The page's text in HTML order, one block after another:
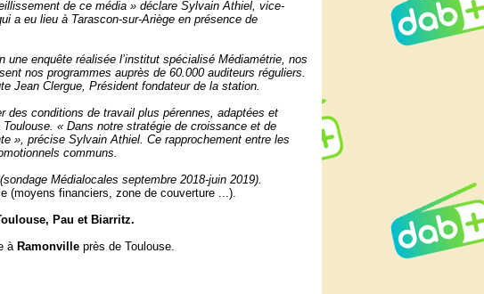
de ce média » déclare Sylvain Athiel, vice-
a eu lieu à Tarascon-sur-Ariège en présence de
enquête réalisée l’institut spécialisé Médiamétrie, nos
nos programmes auprès de 60.000 auditeurs réguliers.
Jean Clergue, Président fondateur de la station.
conditions de travail plus pérennes, adaptées et
« Dans notre stratégie de croissance et de
», précise Sylvain Athiel. Ce rapprochement entre les
communs.
(sondage Médialocales septembre 2018-juin 2019).
(moyens financiers, zone de couverture ...).
Pau et Biarritz.
à Ramonville près de Toulouse.